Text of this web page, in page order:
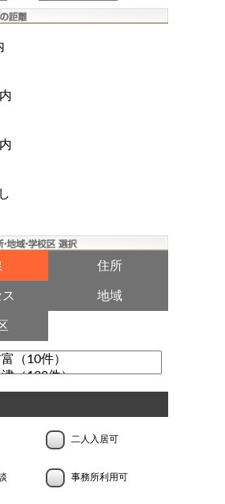
住所
地域
二人入居可
事務所利用可